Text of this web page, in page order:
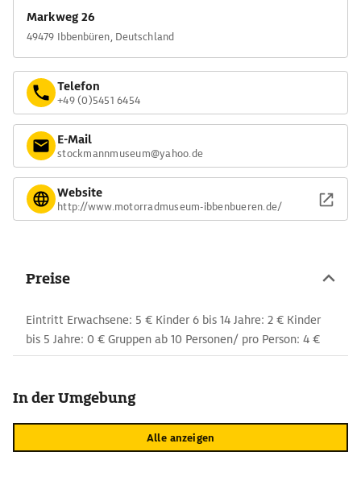
Markweg 26
49479 Ibbenbüren, Deutschland
Telefon
+49 (0)5451 6454
E-Mail
stockmannmuseum@yahoo.de
Website
http://www.motorradmuseum-ibbenbueren.de/
Preise
Eintritt Erwachsene: 5 € Kinder 6 bis 14 Jahre: 2 € Kinder
bis 5 Jahre: 0 € Gruppen ab 10 Personen/ pro Person: 4 €
In der Umgebung
Alle anzeigen